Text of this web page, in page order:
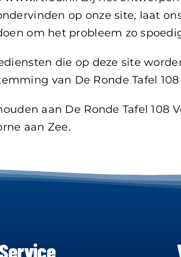
op onze site, laat
om het probleem zo
die op deze site
van De Ronde Tafel 108
aan De Ronde Tafel 108
aan Zee.